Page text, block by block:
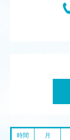
時間 月